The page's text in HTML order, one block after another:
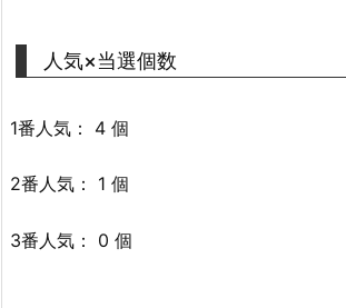
人気×当選個数
1番人気： 4 個
2番人気： 1 個
3番人気： 0 個